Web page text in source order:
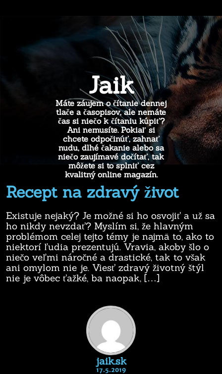
Jaik
Máte záujem o čítanie dennej
tlače a časopisov, ale nemáte
čas si niečo k čítaniu kúpiť?
Ani nemusíte. Pokiaľ si
chcete odpočinúť, zahnať
nudu, dlhé čakanie alebo sa
niečo zaujímavé dočítať, tak
môžete si to splniť cez
kvalitný online magazín.
Recept na zdravý život
Existuje nejaký? Je možné si ho osvojiť a už sa
ho nikdy nevzdať? Myslím si, že hlavným
problémom celej tejto témy je najmä to, ako to
niektorí ľudia prezentujú. Vravia, akoby šlo o
niečo veľmi náročné a drastické, tak to však
ani omylom nie je. Viesť zdravý životný štýl
nie je vôbec ťažké, ba naopak, […]
jaik.sk
17.5.2019